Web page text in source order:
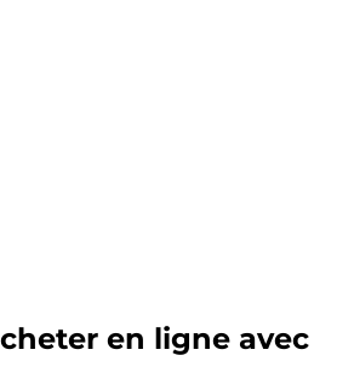
en ligne avec